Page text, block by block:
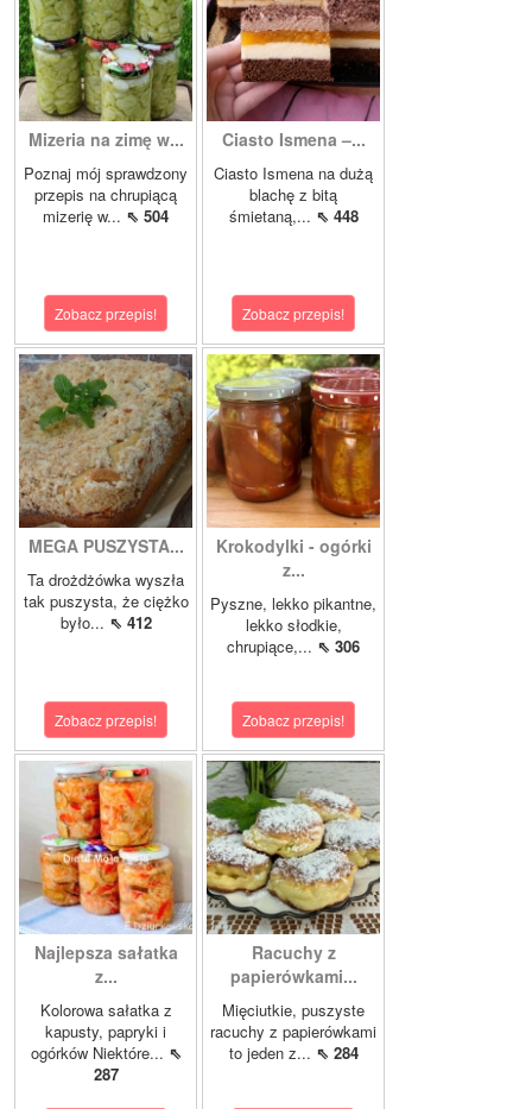
Mizeria na zimę w...
Poznaj mój sprawdzony
przepis na chrupiącą
mizerię w... ⇖ 504
Zobacz przepis!
Ciasto Ismena –...
Ciasto Ismena na dużą
blachę z bitą
śmietaną,... ⇖ 448
Zobacz przepis!
MEGA PUSZYSTA...
Ta drożdżówka wyszła
tak puszysta, że ciężko
było... ⇖ 412
Zobacz przepis!
Krokodylki - ogórki
z...
Pyszne, lekko pikantne,
lekko słodkie,
chrupiące,... ⇖ 306
Zobacz przepis!
Najlepsza sałatka
z...
Kolorowa sałatka z
kapusty, papryki i
ogórków Niektóre... ⇖
287
Racuchy z
papierówkami...
Mięciutkie, puszyste
racuchy z papierówkami
to jeden z... ⇖ 284